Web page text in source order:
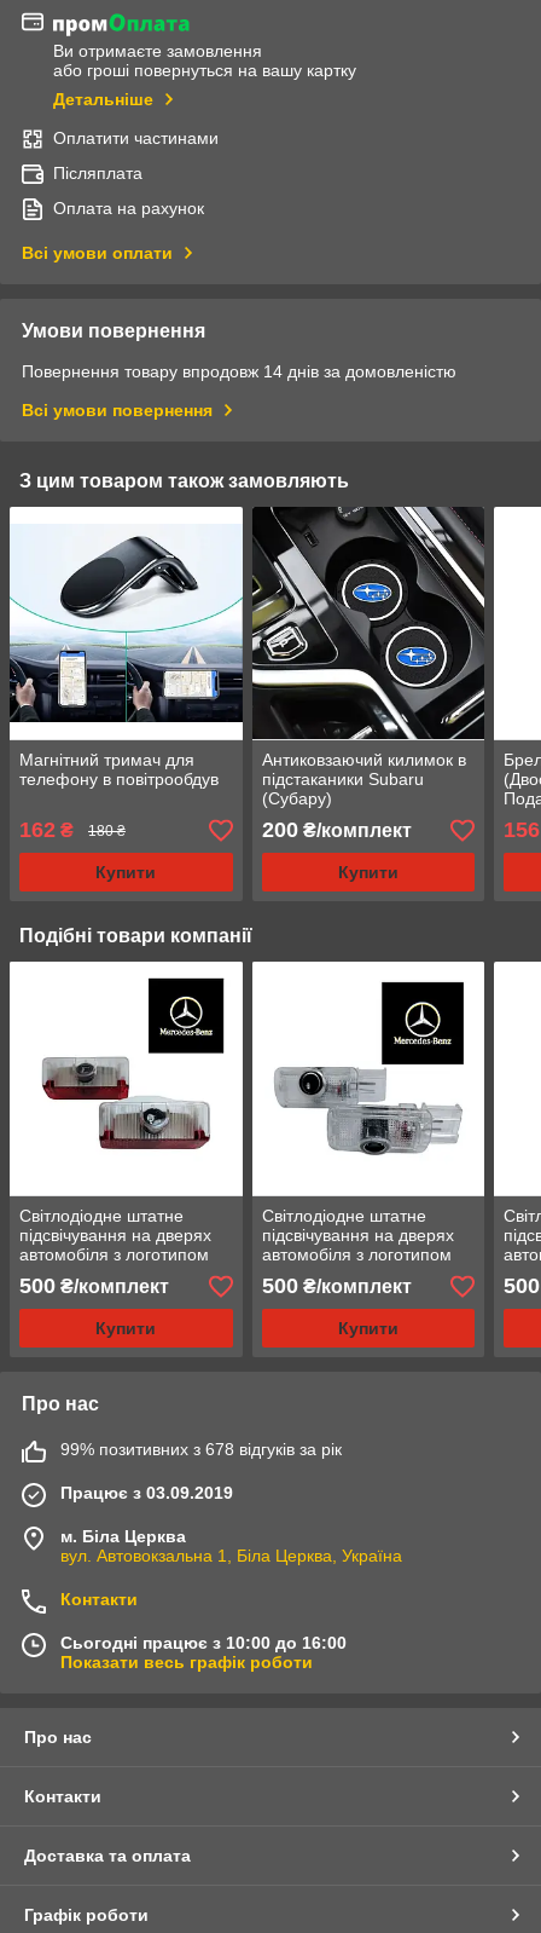
Ви отримаєте замовлення
або гроші повернуться на вашу картку
Детальніше
Оплатити частинами
Післяплата
Оплата на рахунок
Всі умови оплати
Умови повернення
Повернення товару впродовж 14 днів за домовленістю
Всі умови повернення
З цим товаром також замовляють
Магнітний тримач для
телефону в повітрообдув
162 ₴ 180 ₴
Купити
Антиковзаючий килимок в
підстаканики Subaru
(Субару)
200₴/комплект
Купити
Подібні товари компанії
Світлодіодне штатне
підсвічування на дверях
автомобіля з логотипом
500 ₴/комплект
Купити
Світлодіодне штатне
підсвічування на дверях
автомобіля з логотипом
500₴/комплект
Купити
500
Про нас
99% позитивних з 678 відгуків за рік
Працює з 03.09.2019
м. Біла Церква
вул. Автовокзальна 1, Біла Церква, Україна
Контакти
Сьогодні працює з 10:00 до 16:00
Показати весь графік роботи
Про нас
Контакти
Доставка та оплата
Графік роботи